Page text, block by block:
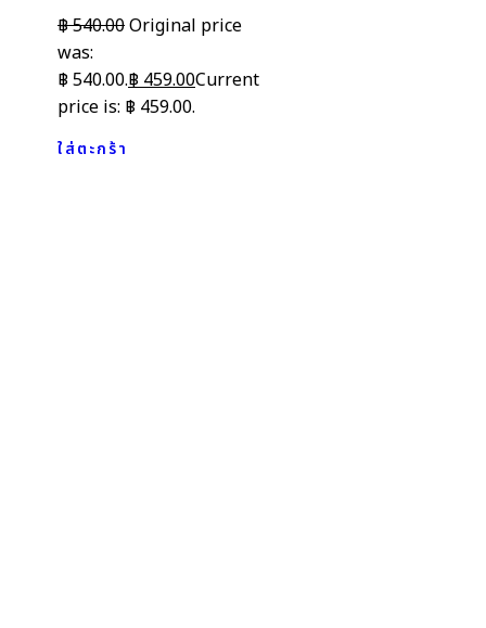
฿540.00Original price
was:
฿ 540.00.฿459.00Current
price is: ฿ 459.00.
ใส่ตะกร้า